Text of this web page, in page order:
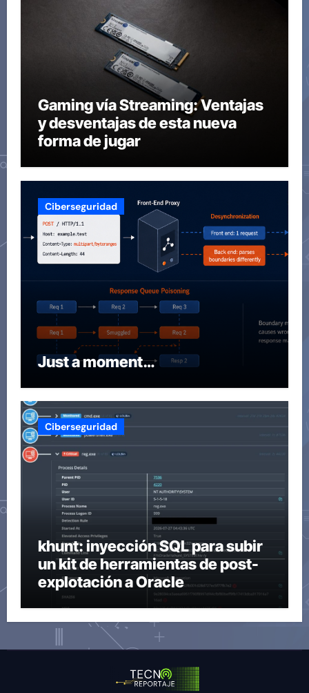
Gaming vía Streaming: Ventajas
y desventajas de esta nueva
forma de jugar
Ciberseguridad
Just a moment…
Ciberseguridad
khunt: inyección SQL para subir
un kit de herramientas de post-
explotación a Oracle